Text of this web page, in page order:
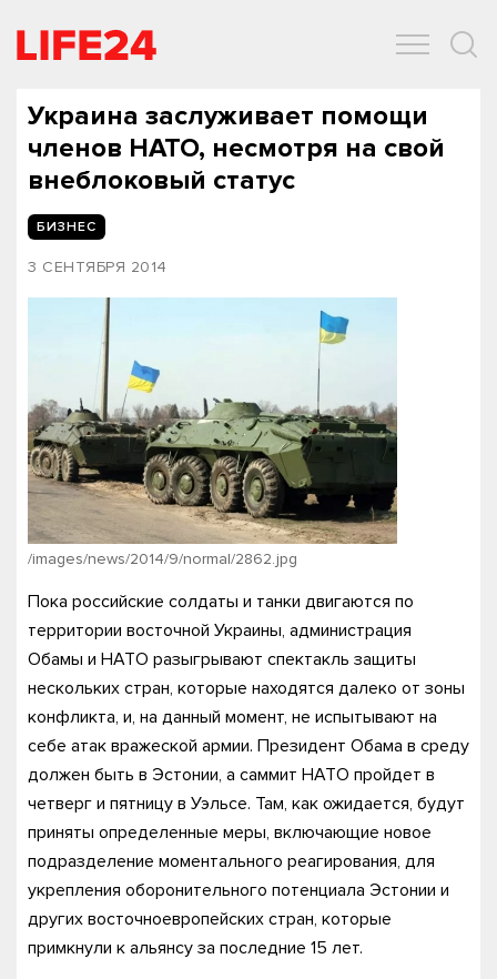
Украина заслуживает помощи
членов НАТО, несмотря на свой
внеблоковый статус
БИЗНЕС
3 СЕНТЯБРЯ 2014
/images/news/2014/9/normal/2862.jpg
Пока российские солдаты и танки двигаются по
территории восточной Украины, администрация
Обамы и НАТО разыгрывают спектакль защиты
нескольких стран, которые находятся далеко от зоны
конфликта, и, на данный момент, не испытывают на
себе атак вражеской армии. Президент Обама в среду
должен быть в Эстонии, а саммит НАТО пройдет в
четверг и пятницу в Уэльсе. Там, как ожидается, будут
приняты определенные меры, включающие новое
подразделение моментального реагирования, для
укрепления оборонительного потенциала Эстонии и
других восточноевропейских стран, которые
примкнули к альянсу за последние 15 лет.